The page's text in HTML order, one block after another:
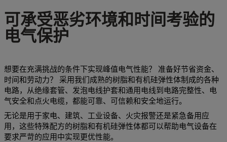
可承受恶劣环境和时间考验的
电气保护
想要在充满挑战的条件下实现峰值电气性能？ 准备好节省资金、
时间和劳动力？ 采用我们成熟的树脂和有机硅弹性体制成的各种
电路，从绝缘套管、发泡电线护套和通用电线到电路完整性、电
气安全和点火电缆，都能可靠、可信赖和安全地运行。
无论是用于家电、建筑、工业设备、火灾报警还是紧急备用应
用，这些特殊配方的树脂和有机硅弹性体都可以帮助电气设备在
要求严苛的应用中实现更优性能。